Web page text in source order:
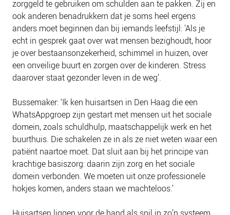
zorggeld te gebruiken om schulden aan te pakken. Zij en
ook anderen benadrukkern dat je soms heel ergens
anders moet beginnen dan bij iemands leefstijl: 'Als je
echt in gesprek gaat over wat mensen bezighoudt, hoor
je over bestaansonzekerheid, schimmel in huizen, over
een onveilige buurt en zorgen over de kinderen. Stress
daarover staat gezonder leven in de weg’.
Bussemaker: ‘Ik ken huisartsen in Den Haag die een
WhatsAppgroep zijn gestart met mensen uit het sociale
domein, zoals schuldhulp, maatschappelijk werk en het
buurthuis. Die schakelen ze in als ze niet weten waar een
patiënt naartoe moet. Dat sluit aan bij het principe van
krachtige basiszorg: daarin zijn zorg en het sociale
domein verbonden. We moeten uit onze professionele
hokjes komen, anders staan we machteloos.’